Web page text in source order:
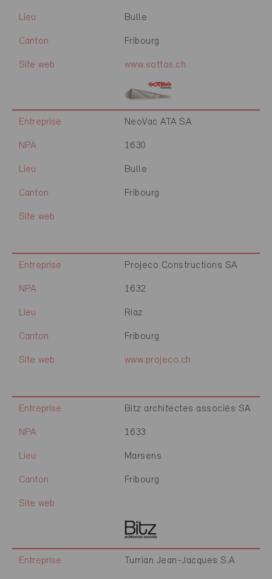
Lieu Bulle
Canton Fribourg
Site web www.sottas.ch
Entreprise NeoVac ATA SA
NPA 1630
Lieu Bulle
Canton Fribourg
Site web
Entreprise Projeco Constructions SA
NPA 1632
Lieu Riaz
Canton Fribourg
Site web www.projeco.ch
Entreprise Bitz architectes associés SA
NPA 1633
Lieu Marsens
Canton Fribourg
Site web
Entreprise Turrian Jean-Jacques S.A